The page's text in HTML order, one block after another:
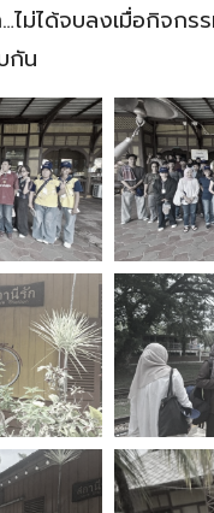
ไม่ได้จบลงเมื่อกิจก
กัน